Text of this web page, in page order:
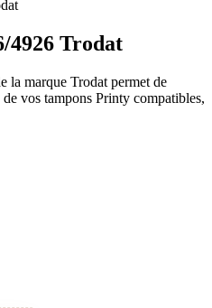
4926 Trodat
la marque Trodat permet de
vos tampons Printy compatibles,